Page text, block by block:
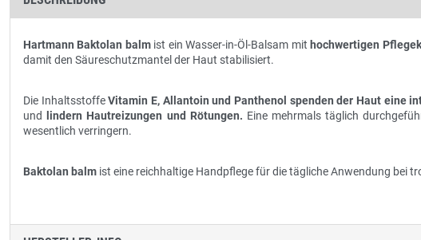
Hartmann Baktolan balmist ein Wasser-in-Öl-Balsam mit hochwertigen
damit den Säureschutzmantel der Haut stabilisiert.
Die InhaltsstoffeVitamin E, Allantoin und Panthenol spenden der Haut eine
und
lindern Hautreizungen und Rötungen. Eine mehrmals täglich
wesentlich verringern.
Baktolan balm ist eine reichhaltige Handpflege für die tägliche Anwendung bei